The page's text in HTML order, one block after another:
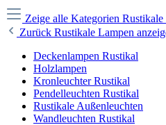
Zeige alle Kategorien Rustikale
Zurück Rustikale Lampen
Deckenlampen Rustikal
Holzlampen
Kronleuchter Rustikal
Pendelleuchten Rustikal
Rustikale Außenleuchten
Wandleuchten Rustikal